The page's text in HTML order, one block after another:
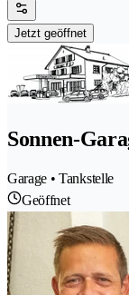
Jetzt geöffnet
Sonnen-
Garage • Tankstelle
Geöffnet